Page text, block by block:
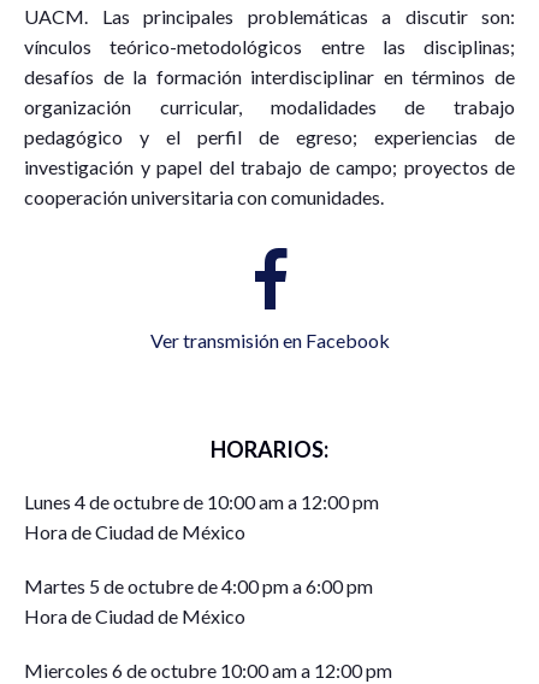
UACM. Las principales problemáticas a discutir son:
vínculos teórico-metodológicos entre las disciplinas;
desafíos de la formación interdisciplinar en términos de
organización curricular, modalidades de trabajo
pedagógico y el perfil de egreso; experiencias de
investigación y papel del trabajo de campo; proyectos de
cooperación universitaria con comunidades.
Ver transmisión en Facebook
HORARIOS:
Lunes 4 de octubre de 10:00 am a 12:00 pm
Hora de Ciudad de México
Martes 5 de octubre de 4:00 pm a 6:00 pm
Hora de Ciudad de México
Miercoles 6 de octubre 10:00 am a 12:00 pm